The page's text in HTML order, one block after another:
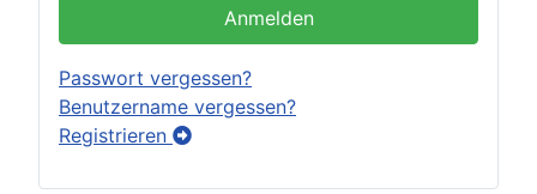
Anmelden
Passwort vergessen?
Benutzername vergessen?
Registrieren